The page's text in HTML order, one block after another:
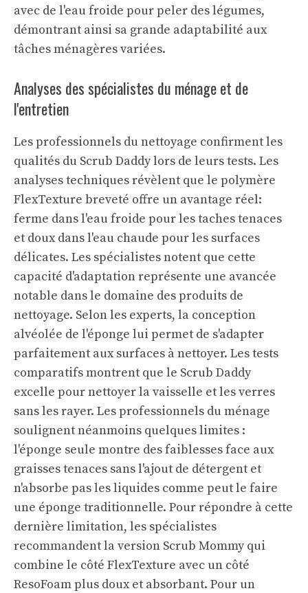
avec de l'eau froide pour peler des légumes,
démontrant ainsi sa grande adaptabilité aux
tâches ménagères variées.
Analyses des spécialistes du ménage et de
l'entretien
Les professionnels du nettoyage confirment les
qualités du Scrub Daddy lors de leurs tests. Les
analyses techniques révèlent que le polymère
FlexTexture breveté offre un avantage réel:
ferme dans l'eau froide pour les taches tenaces
et doux dans l'eau chaude pour les surfaces
délicates. Les spécialistes notent que cette
capacité d'adaptation représente une avancée
notable dans le domaine des produits de
nettoyage. Selon les experts, la conception
alvéolée de l'éponge lui permet de s'adapter
parfaitement aux surfaces à nettoyer. Les tests
comparatifs montrent que le Scrub Daddy
excelle pour nettoyer la vaisselle et les verres
sans les rayer. Les professionnels du ménage
soulignent néanmoins quelques limites :
l'éponge seule montre des faiblesses face aux
graisses tenaces sans l'ajout de détergent et
n'absorbe pas les liquides comme peut le faire
une éponge traditionnelle. Pour répondre à cette
dernière limitation, les spécialistes
recommandent la version Scrub Mommy qui
combine le côté FlexTexture avec un côté
ResoFoam plus doux et absorbant. Pour un